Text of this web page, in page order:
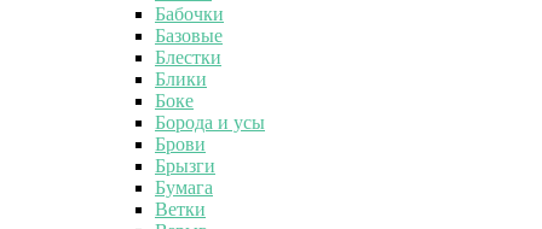
Бабочки
Базовые
Блестки
Блики
Боке
Борода и усы
Брови
Брызги
Бумага
Ветки